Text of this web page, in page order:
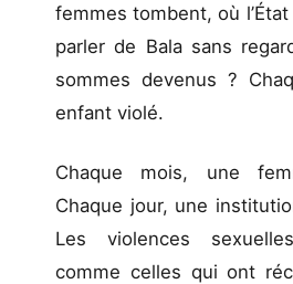
femmes tombent, où
parler de Bala sans
sommes devenus ?
enfant violé.
Chaque mois, une
Chaque jour, une
Les violences
comme celles qui ont